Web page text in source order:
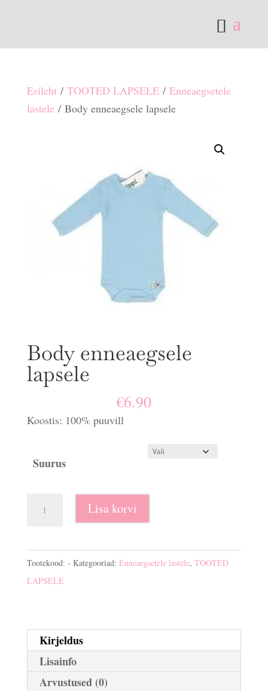
Esileht/ TOOTED LAPSELE/ Enneaegsetele
lastele/ Body enneaegsele lapsele
Body enneaegsele
lapsele
€6.90
Koostis: 100% puuvill
Suurus
enneaegsele
Lisa korvi
Tootekood: - Kategooriad: Enneaegsetele lastele, TOOTED
LAPSELE
Kirjeldus
Lisainfo
Arvustused (0)